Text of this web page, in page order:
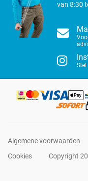
van 8:30
Stel
Algemene voorwaarden
Cookies
Copyright